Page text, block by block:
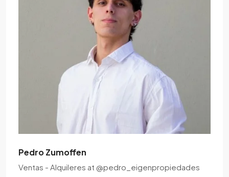
Pedro Zumoffen
Ventas - Alquileres at @pedro_eigenpropiedades